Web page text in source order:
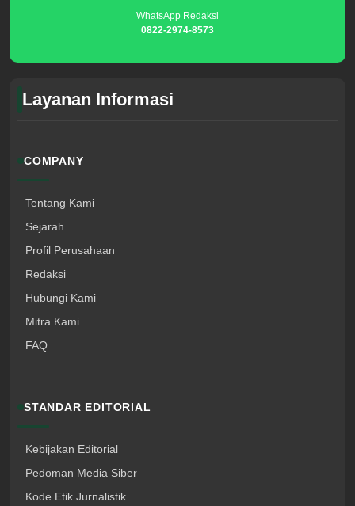
WhatsApp Redaksi
0822-2974-8573
Layanan Informasi
COMPANY
Tentang Kami
Sejarah
Profil Perusahaan
Redaksi
Hubungi Kami
Mitra Kami
FAQ
STANDAR EDITORIAL
Kebijakan Editorial
Pedoman Media Siber
Kode Etik Jurnalistik